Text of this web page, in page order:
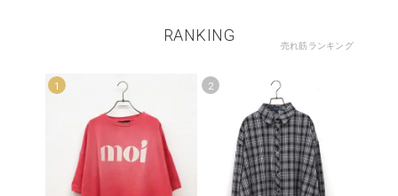
RANKING
売れ筋ランキング
1 2